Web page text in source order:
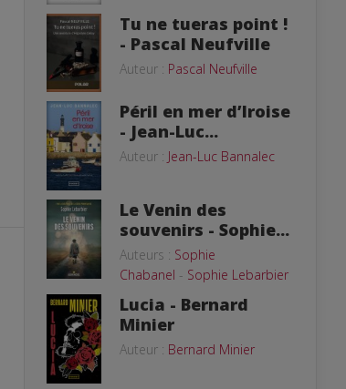
Tu ne tueras point !
- Pascal Neufville
Auteur : Pascal Neufville
Péril en mer d’Iroise
- Jean-Luc...
Auteur : Jean-Luc Bannalec
Le Venin des
souvenirs - Sophie...
Auteurs : Sophie
Chabanel - Sophie Lebarbier
Lucia - Bernard
Minier
Auteur : Bernard Minier